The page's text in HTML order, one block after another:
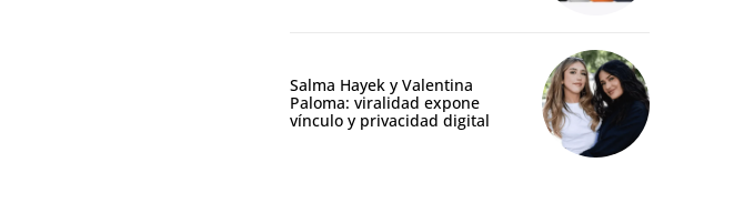
Salma Hayek y Valentina
Paloma: viralidad expone
vínculo y privacidad digital